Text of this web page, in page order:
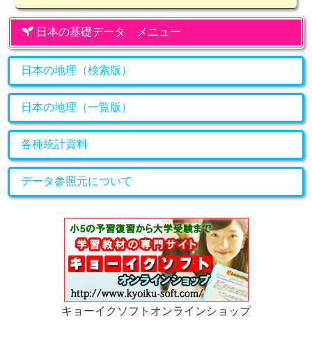
日本の基礎データ メニュー
日本の地理（検索版）
日本の地理（一覧版）
各種統計資料
データ参照元について
キョーイクソフトオンラインショップ